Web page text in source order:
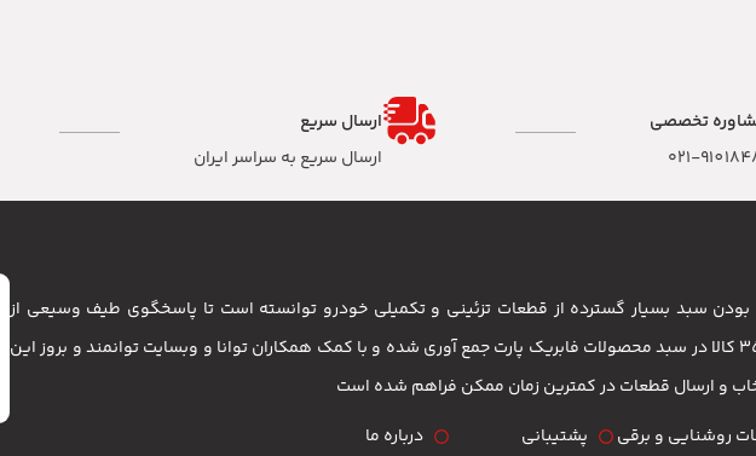
تخصصی
91018481
ارسال سریع
ارسال سریع به سراسر ایران
بودن سبد بسیار گسترده از قطعات تزئینی و تکمیلی خودرو توانسته است تا پاسخگوی طیف وسیعی از
مشتریان باشد . بیش از 3500 کالا در سبد محصولات فابریک پارت جمع آوری شده و با کمک همکاران توانا و وبسایت توانمند و بروز این
و ارسال قطعات در کمترین زمان ممکن فراهم شده است
روشنایی و برقی پشتیبانی درباره ما